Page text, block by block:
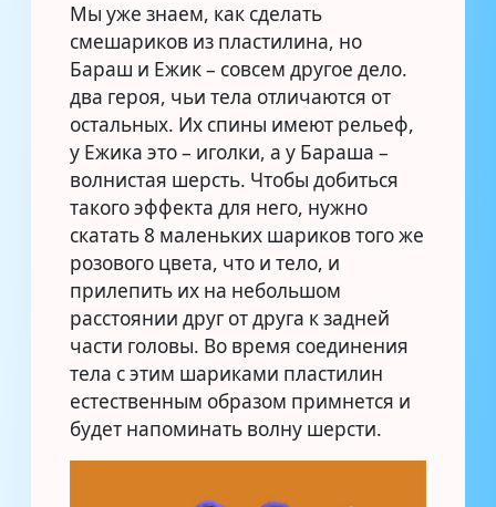
Мы уже знаем, как сделать
смешариков из пластилина, но
Бараш и Ежик – совсем другое дело.
два героя, чьи тела отличаются от
остальных. Их спины имеют рельеф,
у Ежика это – иголки, а у Бараша –
волнистая шерсть. Чтобы добиться
такого эффекта для него, нужно
скатать 8 маленьких шариков того же
розового цвета, что и тело, и
прилепить их на небольшом
расстоянии друг от друга к задней
части головы. Во время соединения
тела с этим шариками пластилин
естественным образом примнется и
будет напоминать волну шерсти.